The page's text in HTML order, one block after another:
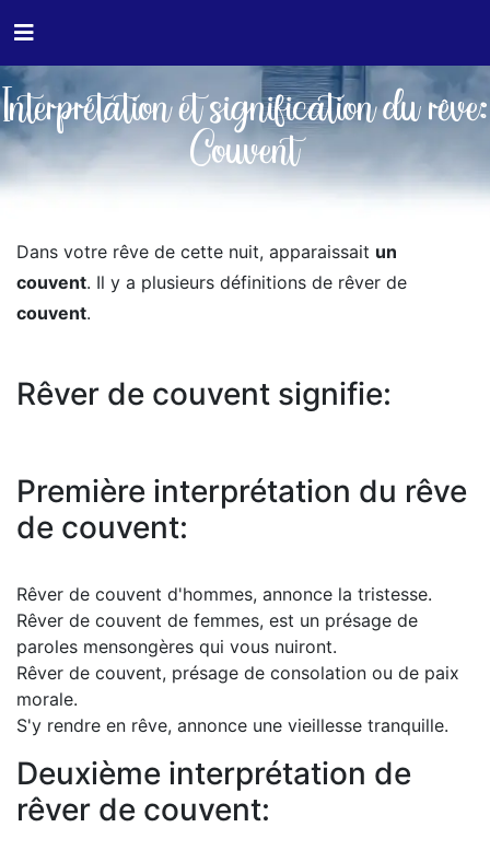
Interprétation et signification du rêve:
Couvent
Dans votre rêve de cette nuit, apparaissait un
couvent. Il y a plusieurs définitions de rêver de
couvent.
Rêver de couvent signifie:
Première interprétation du rêve
de couvent:
Rêver de couvent d'hommes, annonce la tristesse.
Rêver de couvent de femmes, est un présage de
paroles mensongères qui vous nuiront.
Rêver de couvent, présage de consolation ou de paix
morale.
S'y rendre en rêve, annonce une vieillesse tranquille.
Deuxième interprétation de
rêver de couvent: